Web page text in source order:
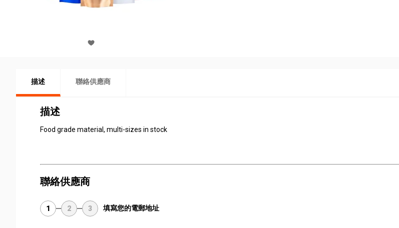
描述 聯絡供應商
描述
Food grade material, multi-sizes in stock
聯絡供應商
1 2 3 填寫您的電郵地址